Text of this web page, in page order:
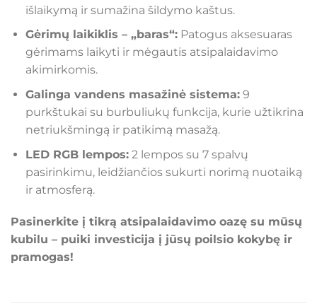
išlaikymą ir sumažina šildymo kaštus.
Gėrimų laikiklis – „baras“:Patogus aksesuaras
gėrimams laikyti ir mėgautis atsipalaidavimo
akimirkomis.
Galinga vandens masažinė sistema:9
purkštukai su burbuliukų funkcija, kurie užtikrina
netriukšmingą ir patikimą masažą.
LED RGB lempos:2 lempos su 7 spalvų
pasirinkimu, leidžiančios sukurti norimą nuotaiką
ir atmosferą.
Pasinerkite į tikrą atsipalaidavimo oazę su mūsų
kubilu – puiki investicija į jūsų poilsio kokybę ir
pramogas!